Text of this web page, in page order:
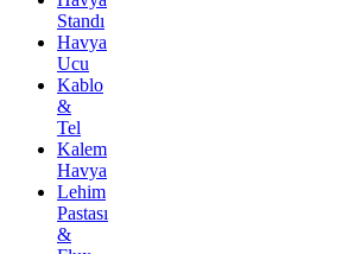
Standı
Havya
Ucu
Kablo
&
Tel
Kalem
Havya
Lehim
Pastası
&